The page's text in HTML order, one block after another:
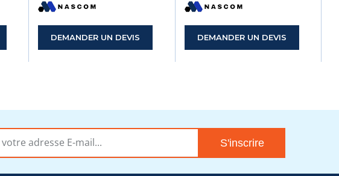
DEMANDER UN DEVIS DEMANDER UN DEVIS
S'inscrire